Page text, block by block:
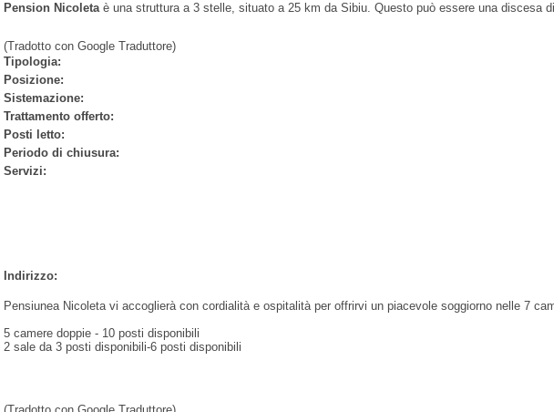
Pension Nicoletaè una struttura a 3 stelle, situato a 25 km da Sibiu. Questo può essere una discesa
(Tradotto con Google Traduttore)
Tipologia:
Posizione:
Sistemazione:
Trattamento offerto:
Posti letto:
Periodo di chiusura:
Servizi:
Indirizzo:
Pensiunea Nicoleta vi accoglierà con cordialità e ospitalità per offrirvi un piacevole soggiorno nelle 7
5 camere doppie - 10 posti disponibili
2 sale da 3 posti disponibili-6 posti disponibili